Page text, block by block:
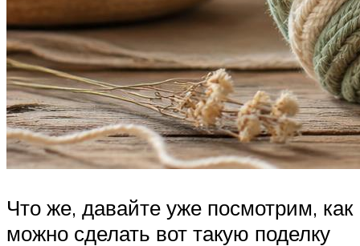
Что же, давайте уже посмотрим, как
можно сделать вот такую поделку